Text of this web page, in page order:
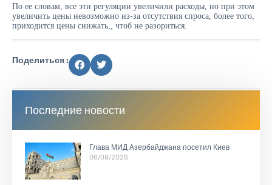
По ее словам, все эти регуляции увеличили расходы, но при этом
увеличить цены невозможно из-за отсутствия спроса, более того,
приходится цены снижать,, чтоб не разориться.
Поделиться :
Последние новости
Глава МИД Азербайджана посетил Киев
06/08/2026